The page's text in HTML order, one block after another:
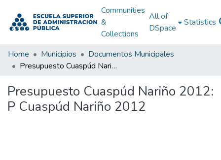
Communities
&
Collections
All of
DSpace
Statistics
Home Municipios
Documentos Municipales
Presupuesto Cuaspúd Nariño 2012: P Cuaspúd Nariño 2012
Presupuesto Cuaspúd Nariño 2012:
P Cuaspúd Nariño 2012